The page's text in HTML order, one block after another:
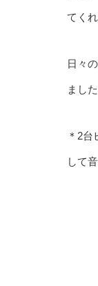
てくれ
日々
ました
＊2
して